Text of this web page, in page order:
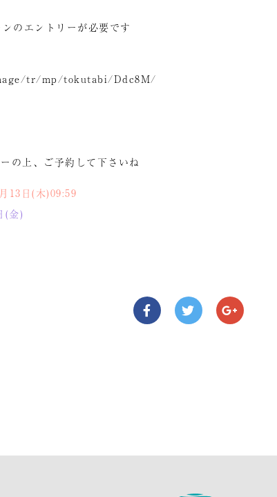
のエントリーが必要です
tr/mp/tokutabi/Ddc8M/
の上、ご予約して下さいね
13日(木)09:59
(金)